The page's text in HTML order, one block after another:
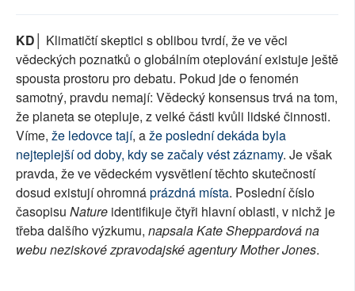
KD│
Klimatičtí skeptici s oblibou tvrdí, že ve věci
vědeckých poznatků o globálním oteplování existuje ještě
spousta prostoru pro debatu. Pokud jde o fenomén
samotný, pravdu nemají: Vědecký konsensus trvá na tom,
že planeta se otepluje, z velké části kvůli lidské činnosti.
Víme, že ledovce tají, aže poslední dekáda byla
nejteplejší od doby, kdy se začaly vést záznamy. Je však
pravda, že ve vědeckém vysvětlení těchto skutečností
dosud existují ohromnáprázdná místa. Poslední číslo
časopisu Nature identifikuje čtyři hlavní oblasti, v nichž je
třeba dalšího výzkumu, napsala Kate Sheppardová na
webu neziskové zpravodajské agentury Mother Jones.